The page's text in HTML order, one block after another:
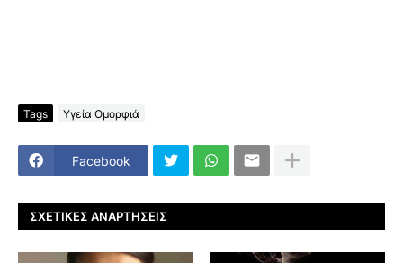
Tags Υγεία Ομορφιά
Facebook
ΣΧΕΤΙΚΈΣ ΑΝΑΡΤΉΣΕΙΣ